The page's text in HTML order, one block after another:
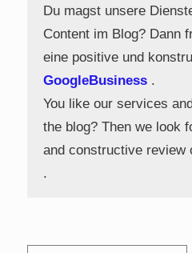
Du magst unsere
Content im Blog? Dann
eine positive und
GoogleBusiness .
You like our services
the blog? Then we look
and constructive review
.